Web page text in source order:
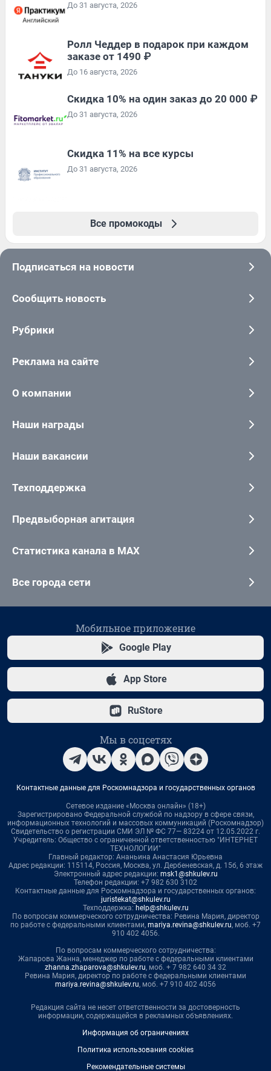
До 31 августа, 2026
Ролл Чеддер в подарок при каждом
заказе от 1490 ₽
До 16 августа, 2026
Скидка 10% на один заказ до 20 000 ₽
До 31 августа, 2026
Скидка 11% на все курсы
До 31 августа, 2026
Все промокоды
Подписаться на новости
Сообщить новость
Рубрики
Реклама на сайте
О компании
Наши награды
Наши вакансии
Техподдержка
Предвыборная агитация
Статистика канала в MAX
Все города сети
Мобильное приложение
Google Play
App Store
RuStore
Мы в соцсетях
Контактные данные для Роскомнадзора и государственных органов
Сетевое издание «Москва онлайн» (18+)
Зарегистрировано Федеральной службой по надзору в сфере связи,
информационных технологий и массовых коммуникаций (Роскомнадзор)
Свидетельство о регистрации СМИ ЭЛ № ФС 77— 83224 от 12.05.2022 г.
Учредитель: Общество с ограниченной ответственностью "ИНТЕРНЕТ
ТЕХНОЛОГИИ"
Главный редактор: Ананьина Анастасия Юрьевна
Адрес редакции: 115114, Россия, Москва, ул. Дербеневская, д. 15б, 6 этаж
Электронный адрес редакции: msk1@shkulev.ru
Телефон редакции: +7 982 630 3102
Контактные данные для Роскомнадзора и государственных органов:
juristekat@shkulev.ru
Техподдержка: help@shkulev.ru
По вопросам коммерческого сотрудничества: Ревина Мария, директор
по работе с федеральными клиентами, mariya.revina@shkulev.ru, моб. +7
910 402 4056.
По вопросам коммерческого сотрудничества:
Жапарова Жанна, менеджер по работе с федеральными клиентами
zhanna.zhaparova@shkulev.ru, моб. + 7 982 640 34 32
Ревина Мария, директор по работе с федеральными клиентами
mariya.revina@shkulev.ru, моб. +7 910 402 4056
Редакция сайта не несет ответственности за достоверность
информации, содержащейся в рекламных объявлениях.
Информация об ограничениях
Политика использования cookies
Рекомендательные системы